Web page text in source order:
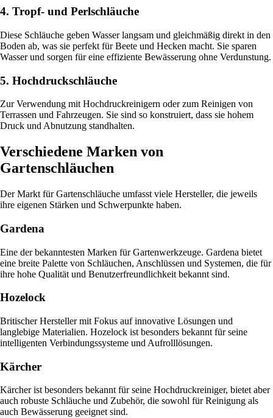
4. Tropf- und Perlschläuche
Diese Schläuche geben Wasser langsam und gleichmäßig direkt in den
Boden ab, was sie perfekt für Beete und Hecken macht. Sie sparen
Wasser und sorgen für eine effiziente Bewässerung ohne Verdunstung.
5. Hochdruckschläuche
Zur Verwendung mit Hochdruckreinigern oder zum Reinigen von
Terrassen und Fahrzeugen. Sie sind so konstruiert, dass sie hohem
Druck und Abnutzung standhalten.
Verschiedene Marken von
Gartenschläuchen
Der Markt für Gartenschläuche umfasst viele Hersteller, die jeweils
ihre eigenen Stärken und Schwerpunkte haben.
Gardena
Eine der bekanntesten Marken für Gartenwerkzeuge. Gardena bietet
eine breite Palette von Schläuchen, Anschlüssen und Systemen, die für
ihre hohe Qualität und Benutzerfreundlichkeit bekannt sind.
Hozelock
Britischer Hersteller mit Fokus auf innovative Lösungen und
langlebige Materialien. Hozelock ist besonders bekannt für seine
intelligenten Verbindungssysteme und Aufrolllösungen.
Kärcher
Kärcher ist besonders bekannt für seine Hochdruckreiniger, bietet aber
auch robuste Schläuche und Zubehör, die sowohl für Reinigung als
auch Bewässerung geeignet sind.